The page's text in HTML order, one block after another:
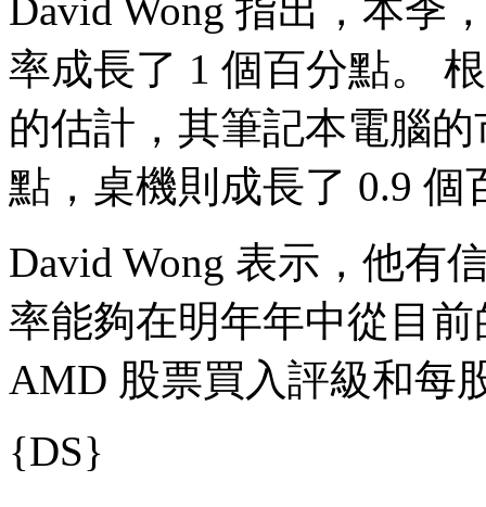
David Wong 指出，本季
率成長了 1 個百分點。
的估計，其筆記本電腦
點，桌機則成長了 0.9 個
David Wong 表示，他有
率能夠在明年年中從目
AMD 股票買入評級和每
{DS}